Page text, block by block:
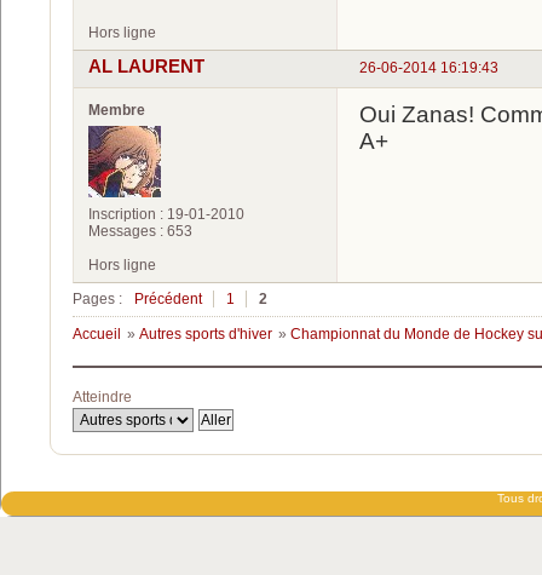
Hors ligne
26-06-2014 16:19:43
AL LAURENT
Membre
Inscription : 19-01-2010
Messages : 653
Oui Zanas!
A+
Hors ligne
Pages :
Précédent 1 2
Accueil » Autres sports d'hiver » Championnat du Monde de Hockey
Atteindre
Tous